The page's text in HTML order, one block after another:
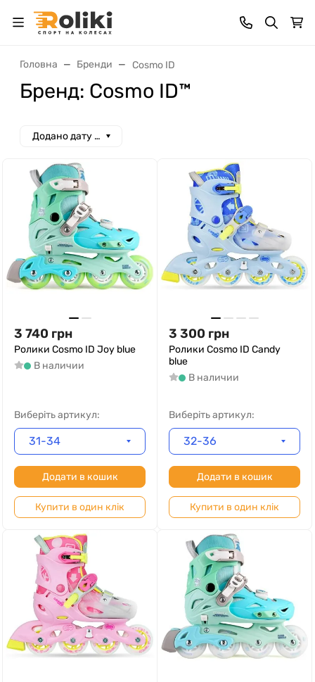
Головна Бренди Cosmo ID
Бренд: Cosmo ID™
Додано дату спад
3 740 грн
Ролики Cosmo ID Joy blue
В наличии
Виберіть артикул:
31-34
Додати в кошик
Купити в один клік
3 300 грн
Ролики Cosmo ID Candy
blue
В наличии
Виберіть артикул:
32-36
Додати в кошик
Купити в один клік